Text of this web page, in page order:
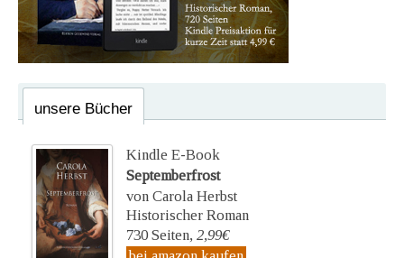
unsere Bücher
Kindle E-Book
Septemberfrost
von Carola Herbst
Historischer Roman
730 Seiten, 2,99€